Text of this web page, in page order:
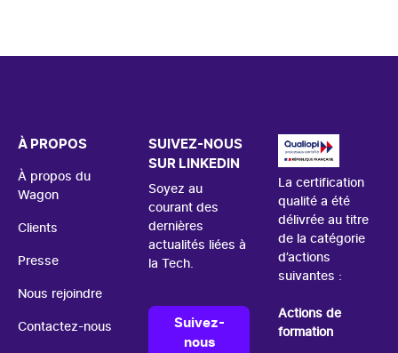
À PROPOS
À propos du
Wagon
Clients
Presse
Nous rejoindre
Contactez-nous
SUIVEZ-NOUS
SUR LINKEDIN
Soyez au
courant des
dernières
actualités liées à
la Tech.
Suivez-
nous
La certification
qualité a été
délivrée au titre
de la catégorie
d’actions
suivantes :
Actions de
formation